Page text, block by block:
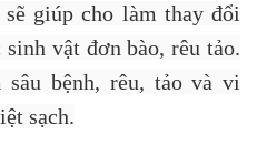
giúp cho làm thay đổi
vật đơn bào, rêu tảo.
bệnh, rêu, tảo và vi
sạch.